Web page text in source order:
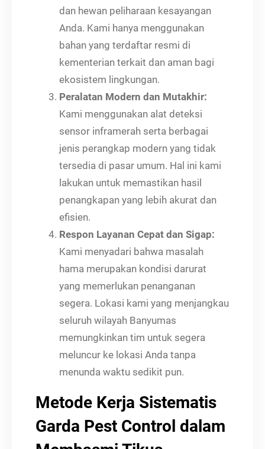
dan hewan peliharaan kesayangan
Anda. Kami hanya menggunakan
bahan yang terdaftar resmi di
kementerian terkait dan aman bagi
ekosistem lingkungan.
Peralatan Modern dan Mutakhir:
Kami menggunakan alat deteksi
sensor inframerah serta berbagai
jenis perangkap modern yang tidak
tersedia di pasar umum. Hal ini kami
lakukan untuk memastikan hasil
penangkapan yang lebih akurat dan
efisien.
Respon Layanan Cepat dan Sigap:
Kami menyadari bahwa masalah
hama merupakan kondisi darurat
yang memerlukan penanganan
segera. Lokasi kami yang menjangkau
seluruh wilayah Banyumas
memungkinkan tim untuk segera
meluncur ke lokasi Anda tanpa
menunda waktu sedikit pun.
Metode Kerja Sistematis
Garda Pest Control dalam